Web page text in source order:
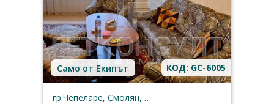
Само от Екипът КОД: GC-6005
гр.Чепеларе, Смолян, област